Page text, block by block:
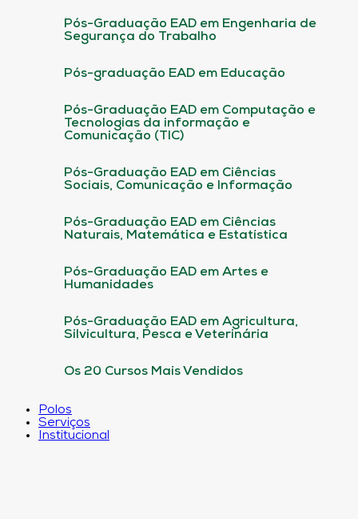
Pós-Graduação EAD em Engenharia de
Segurança do Trabalho
Pós-graduação EAD em Educação
Pós-Graduação EAD em Computação e
Tecnologias da informação e
Comunicação (TIC)
Pós-Graduação EAD em Ciências
Sociais, Comunicação e Informação
Pós-Graduação EAD em Ciências
Naturais, Matemática e Estatística
Pós-Graduação EAD em Artes e
Humanidades
Pós-Graduação EAD em Agricultura,
Silvicultura, Pesca e Veterinária
Os 20 Cursos Mais Vendidos
Polos
Serviços
Institucional